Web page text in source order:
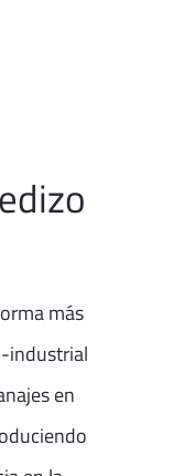
más
industrial
en